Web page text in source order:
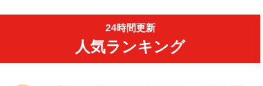
24時間更新
人気ランキング